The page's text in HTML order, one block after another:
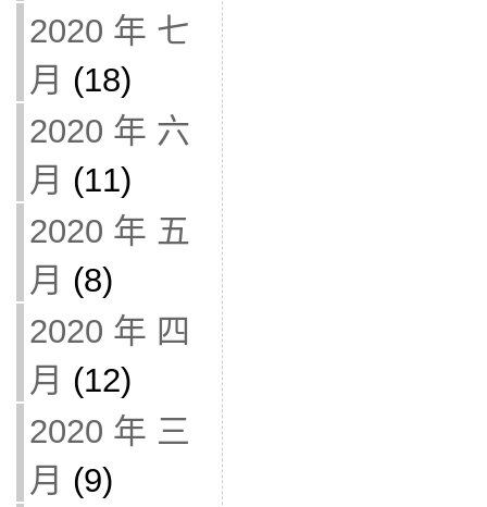
2020 年 七
月 (18)
2020 年 六
月 (11)
2020 年 五
月 (8)
2020 年 四
月 (12)
2020 年 三
月 (9)